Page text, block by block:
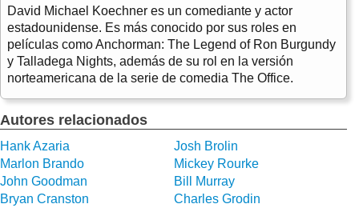
David Michael Koechner es un comediante y actor
estadounidense. Es más conocido por sus roles en
películas como Anchorman: The Legend of Ron Burgundy
y Talladega Nights, además de su rol en la versión
norteamericana de la serie de comedia The Office.
Autores relacionados
Hank Azaria
Josh Brolin
Marlon Brando
Mickey Rourke
John Goodman
Bill Murray
Bryan Cranston
Charles Grodin